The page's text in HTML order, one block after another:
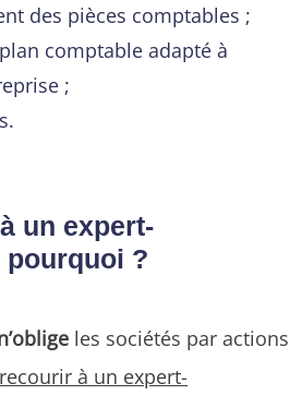
des pièces comptables ;
comptable adapté à
;
un expert-
pourquoi ?
les sociétés par actions
recourir à un expert-